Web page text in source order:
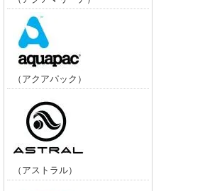
（アクアパック）
（アストラル）